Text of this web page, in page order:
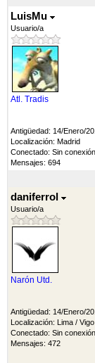
LuisMu
Usuario/a
Atl. Tradis
Antigüedad: 14/Enero/
Localización: Madrid
Conectado: Sin conexión
Mensajes: 694
daniferrol
Usuario/a
Narón Utd.
Antigüedad: 14/Enero/
Localización: Lima / Vigo
Conectado: Sin conexión
Mensajes: 472